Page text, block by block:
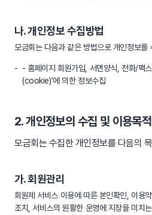
나. 개인정보 수집방법
모금회는 다음과 같은 방법으로 개인정보를
- 홈페이지 회원가입, 서면양식, 전화/팩스
(cookie)’에 의한 정보수집
2. 개인정보의 수집 및 이용목적
모금회는 수집한 개인정보를 다음의
가. 회원관리
회원제 서비스 이용에 따른 본인확인, 이용
조치, 서비스의 원활한 운영에 지장을 미치